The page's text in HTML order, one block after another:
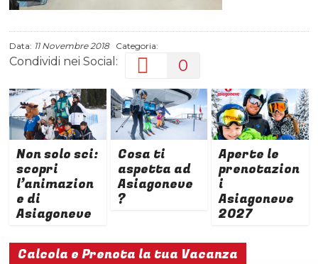
Data: 11 Novembre 2018Categoria:
Condividi nei Social: 0
Non solo sci:
scopri
l’animazion
e di
Asiagoneve
Cosa ti
aspetta ad
Asiagoneve
?
Aperte le
prenotazion
i
Asiagoneve
2027
Calcola e Prenota la tua Vacanza